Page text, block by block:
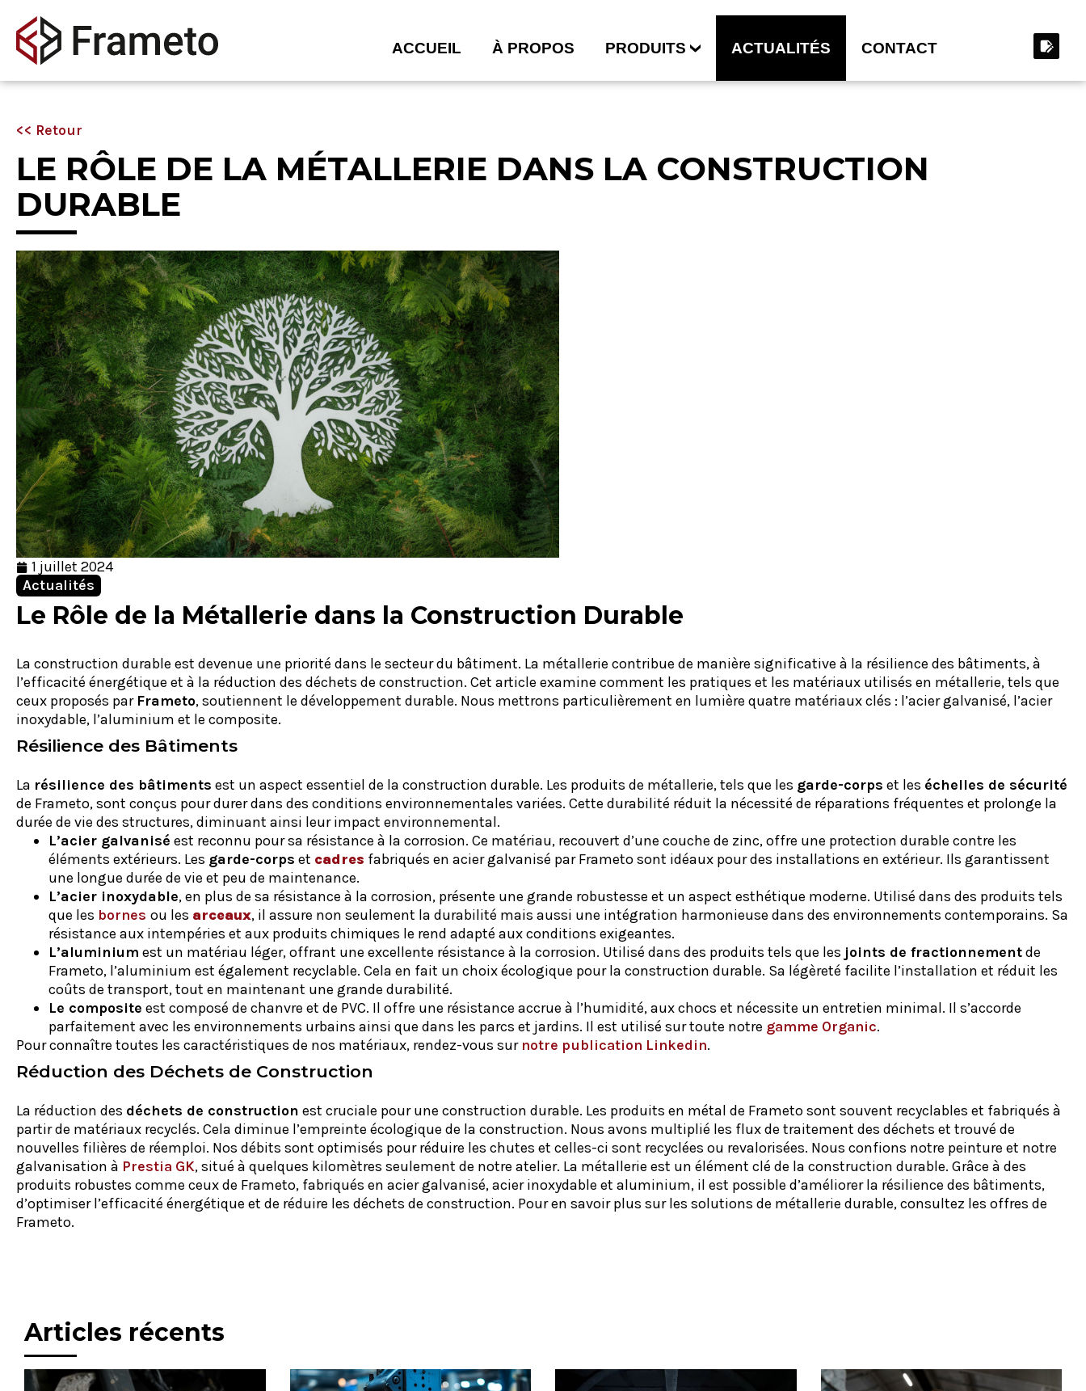
ACCUEIL À PROPOS PRODUITS ACTUALITÉS CONTACT
<< Retour
LE RÔLE DE LA MÉTALLERIE DANS LA CONSTRUCTION
DURABLE
1 juillet 2024
Actualités
Le Rôle de la Métallerie dans la Construction Durable
La construction durable est devenue une priorité dans le secteur du bâtiment. La métallerie contribue de manière significative à la résilience des bâtiments, à
l’efficacité énergétique et à la réduction des déchets de construction. Cet article examine comment les pratiques et les matériaux utilisés en métallerie, tels que
ceux proposés par Frameto, soutiennent le développement durable. Nous mettrons particulièrement en lumière quatre matériaux clés : l’acier galvanisé, l’acier
inoxydable, l’aluminium et le composite.
Résilience des Bâtiments
La résilience des bâtiments est un aspect essentiel de la construction durable. Les produits de métallerie, tels que les garde-corps et les échelles de sécurité
de Frameto, sont conçus pour durer dans des conditions environnementales variées. Cette durabilité réduit la nécessité de réparations fréquentes et prolonge la
durée de vie des structures, diminuant ainsi leur impact environnemental.
L’acier galvanisé est reconnu pour sa résistance à la corrosion. Ce matériau, recouvert d’une couche de zinc, offre une protection durable contre les
éléments extérieurs. Les garde-corps et cadres fabriqués en acier galvanisé par Frameto sont idéaux pour des installations en extérieur. Ils garantissent
une longue durée de vie et peu de maintenance.
L’acier inoxydable, en plus de sa résistance à la corrosion, présente une grande robustesse et un aspect esthétique moderne. Utilisé dans des produits tels
que les bornes ou les arceaux, il assure non seulement la durabilité mais aussi une intégration harmonieuse dans des environnements contemporains. Sa
résistance aux intempéries et aux produits chimiques le rend adapté aux conditions exigeantes.
L’aluminium est un matériau léger, offrant une excellente résistance à la corrosion. Utilisé dans des produits tels que les joints de fractionnementde
Frameto, l’aluminium est également recyclable. Cela en fait un choix écologique pour la construction durable. Sa légèreté facilite l’installation et réduit les
coûts de transport, tout en maintenant une grande durabilité.
Le composite est composé de chanvre et de PVC. Il offre une résistance accrue à l’humidité, aux chocs et nécessite un entretien minimal. Il s’accorde
parfaitement avec les environnements urbains ainsi que dans les parcs et jardins. Il est utilisé sur toute notre gamme Organic.
Pour connaître toutes les caractéristiques de nos matériaux, rendez-vous sur notre publication Linkedin.
Réduction des Déchets de Construction
La réduction des déchets de construction est cruciale pour une construction durable. Les produits en métal de Frameto sont souvent recyclables et fabriqués à
partir de matériaux recyclés. Cela diminue l’empreinte écologique de la construction. Nous avons multiplié les flux de traitement des déchets et trouvé de
nouvelles filières de réemploi. Nos débits sont optimisés pour réduire les chutes et celles-ci sont recyclées ou revalorisées. Nous confions notre peinture et notre
galvanisation à Prestia GK, situé à quelques kilomètres seulement de notre atelier. La métallerie est un élément clé de la construction durable. Grâce à des
produits robustes comme ceux de Frameto, fabriqués en acier galvanisé, acier inoxydable et aluminium, il est possible d’améliorer la résilience des bâtiments,
d’optimiser l’efficacité énergétique et de réduire les déchets de construction. Pour en savoir plus sur les solutions de métallerie durable, consultez les offres de
Frameto.
Articles récents